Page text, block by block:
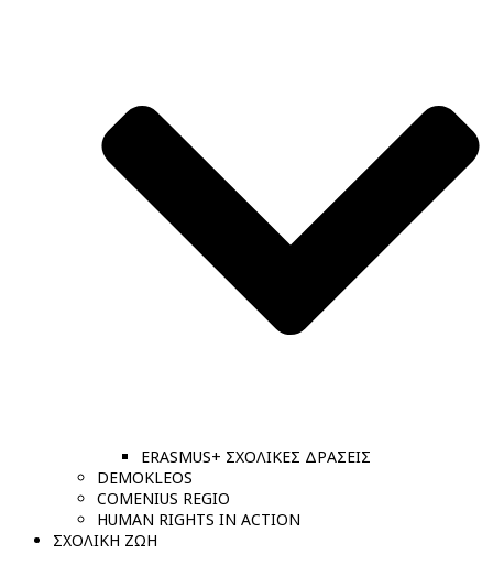
ERASMUS+ ΣΧΟΛΙΚΕΣ ΔΡΑΣΕΙΣ
DEMOKLEOS
COMENIUS REGIO
HUMAN RIGHTS IN ACTION
ΣΧΟΛΙΚΗ ΖΩΗ